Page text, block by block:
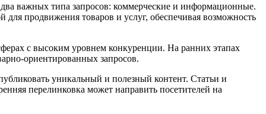
важных типа запросов: коммерческие и информационные.
продвижения товаров и услуг, обеспечивая возможность
с высоким уровнем конкуренции. На ранних этапах
ориентированных запросов.
уникальный и полезный контент. Статьи и
перелинковка может направить посетителей на